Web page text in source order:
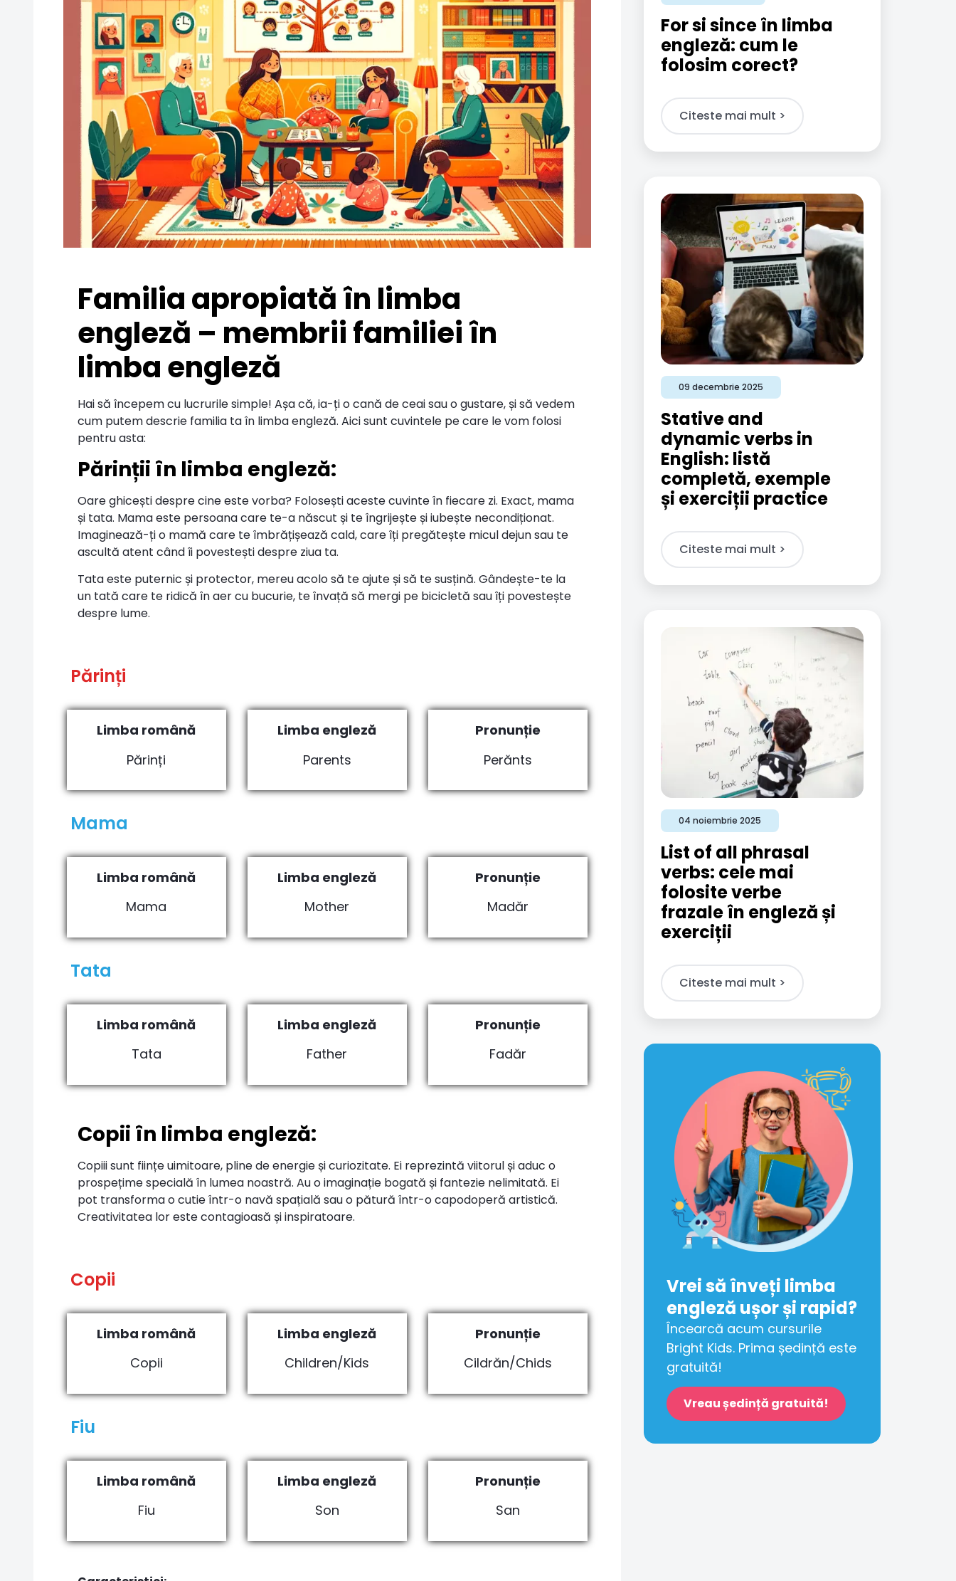
Familia apropiată în limba
engleză – membrii familiei în
limba engleză
Hai să începem cu lucrurile simple! Așa că, ia-ți o cană de ceai sau o gustare, și să vedem
cum putem descrie familia ta în limba engleză. Aici sunt cuvintele pe care le vom folosi
pentru asta:
Părinții în limba engleză:
Oare ghicești despre cine este vorba? Folosești aceste cuvinte în fiecare zi. Exact, mama
și tata. Mama este persoana care te-a născut și te îngrijește și iubește necondiționat.
Imaginează-ți o mamă care te îmbrățișează cald, care îți pregătește micul dejun sau te
ascultă atent când îi povestești despre ziua ta.
Tata este puternic și protector, mereu acolo să te ajute și să te susțină. Gândește-te la
un tată care te ridică în aer cu bucurie, te învață să mergi pe bicicletă sau îți povestește
despre lume.
Părinți
Limba română
Părinți
Limba engleză
Parents
Pronunție
Perănts
Mama
Limba română
Mama
Limba engleză
Mother
Pronunție
Madăr
Tata
Limba română
Tata
Limba engleză
Father
Pronunție
Fadăr
Copii în limba engleză:
Copiii sunt ființe uimitoare, pline de energie și curiozitate. Ei reprezintă viitorul și aduc o
prospețime specială în lumea noastră. Au o imaginație bogată și fantezie nelimitată. Ei
pot transforma o cutie într-o navă spațială sau o pătură într-o capodoperă artistică.
Creativitatea lor este contagioasă și inspiratoare.
Copii
Limba română
Copii
Limba engleză
Children/Kids
Pronunție
Cildrăn/Chids
Fiu
Limba română
Fiu
Limba engleză
Son
Pronunție
San
For si since în limba
engleză: cum le
folosim corect?
Citeste mai mult >​
09 decembrie 2025
Stative and
dynamic verbs in
English: listă
completă, exemple
și exerciții practice
Citeste mai mult >​
04 noiembrie 2025
List of all phrasal
verbs: cele mai
folosite verbe
frazale în engleză și
exerciții
Citeste mai mult >​
Vrei să înveți limba
engleză ușor și rapid?
Încearcă acum cursurile
Bright Kids. Prima ședință este
gratuită!
Vreau ședință gratuită!